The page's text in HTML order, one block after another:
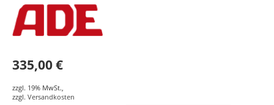
335,00 €
zzgl. 19% MwSt.
zzgl. Versandkosten